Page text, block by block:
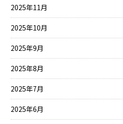
2025年11月
2025年10月
2025年9月
2025年8月
2025年7月
2025年6月